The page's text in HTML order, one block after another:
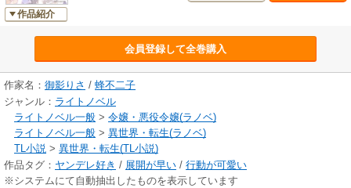
作品紹介
会員登録して全巻購入
作家名： 御影りさ / 蜂不二子
ジャンル： ライトノベル
ライトノベル一般 > 令嬢・悪役令嬢(ラノベ)
ライトノベル一般 > 異世界・転生(ラノベ)
TL小説 > 異世界・転生(TL小説)
作品タグ： ヤンデレ好き / 展開が早い / 行動が可愛い
※システムにて自動抽出したものを表示しています